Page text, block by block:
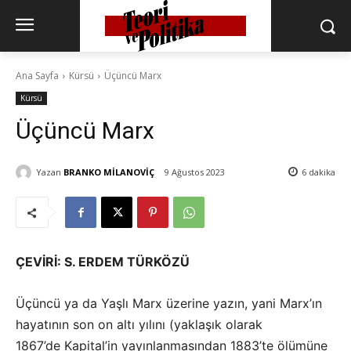
Ana Sayfa Kürsü Üçüncü Marx
Kürsü
Üçüncü Marx
Yazan BRANKO MİLANOVİÇ 9 Ağustos 2023 6 dakika
ÇEVİRİ: S. ERDEM TÜRKÖZÜ
Üçüncü ya da Yaşlı Marx üzerine yazın, yani Marx’ın
hayatının son on altı yılını (yaklaşık olarak
1867’de Kapital’in yayınlanmasından 1883’te ölümüne